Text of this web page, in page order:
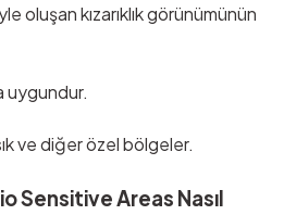
oluşan kızarıklık görünümünün
uygundur.
ve diğerözel bölgeler.
Sensitive Areas Nasıl